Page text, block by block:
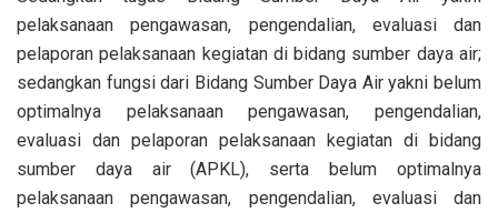
pelaksanaan pengawasan, pengendalian, evaluasi dan
pelaporan pelaksanaan kegiatan di bidang sumber daya air;
sedangkan fungsi dari Bidang Sumber Daya Air yakni belum
optimalnya pelaksanaan pengawasan, pengendalian,
evaluasi dan pelaporan pelaksanaan kegiatan di bidang
sumber daya air (APKL), serta belum optimalnya
pelaksanaan pengawasan, pengendalian, evaluasi dan